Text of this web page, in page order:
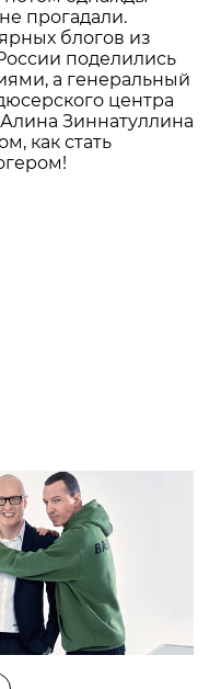
прогадали.
блогов из
поделились
а генеральный
центра
Зиннатуллина
как стать